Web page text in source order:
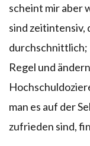
scheint mir aber
sind zeitintensiv,
durchschnittlich;
Regel und
man es auf der
zufrieden sind,